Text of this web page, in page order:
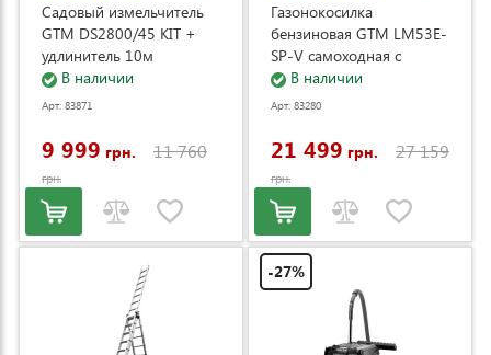
Садовый измельчитель
GTM DS2800/45 KIT +
удлинитель 10м
(DS2800/45_KIT+ext.cord)
В наличии
Арт: 83871
9 999 грн. 11 760
грн.
Газонокосилка
бензиновая GTM LM53E-
SP-V самоходная с
электростартером и
регулировкой скорости
В наличии
Арт: 83280
21 499 грн. 27 159
грн.
-27%